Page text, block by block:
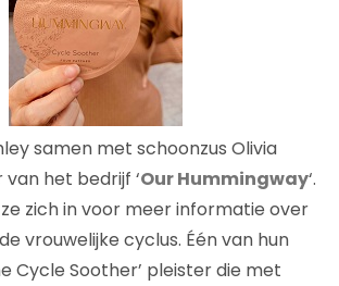
samen met schoonzus Olivia
het bedrijf ‘Our Hummingway‘.
zich in voor meer informatie over
vrouwelijke cyclus. Één van hun
Cycle Soother’ pleister die met